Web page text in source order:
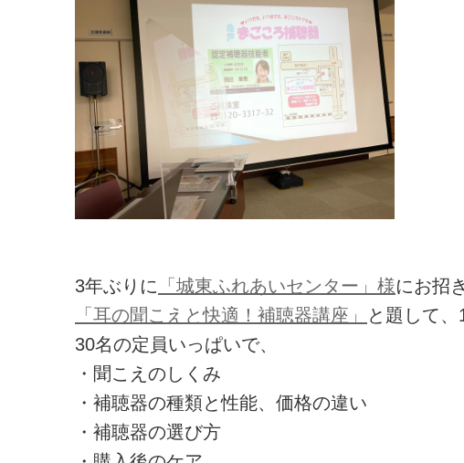
3年ぶりに 「城東ふれあいセンター」様にお招
「耳の聞こえと快適！補聴器講座」
と題して
30名の定員いっぱいで、
・聞こえのしくみ
・補聴器の種類と性能、価格の違い
・補聴器の選び方